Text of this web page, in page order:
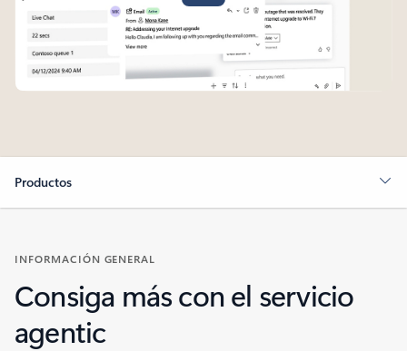
Productos
INFORMACIÓN GENERAL
Consiga más con el servicio
agentic